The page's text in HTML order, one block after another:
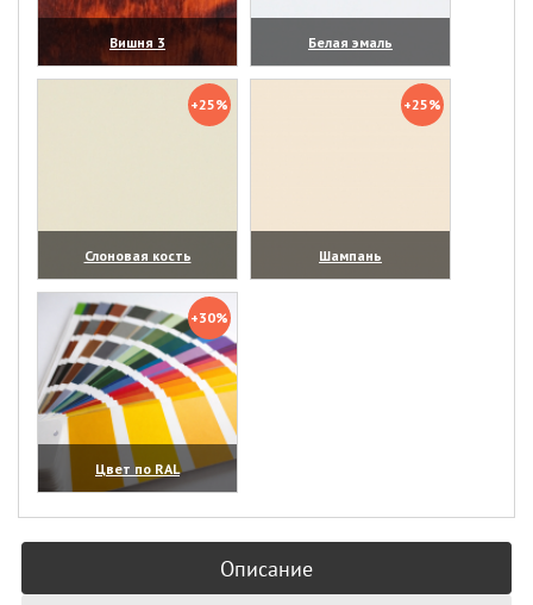
Вишня 3
(увеличить)
Белая эмаль
(увеличить)
+25%
Слоновая кость
(увеличить)
+25%
Шампань
(увеличить)
+30%
Цвет по RAL
(увеличить)
Описание